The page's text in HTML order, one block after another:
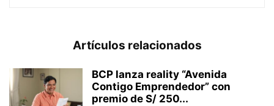
Artículos relacionados
BCP lanza reality “Avenida
Contigo Emprendedor” con
premio de S/ 250...